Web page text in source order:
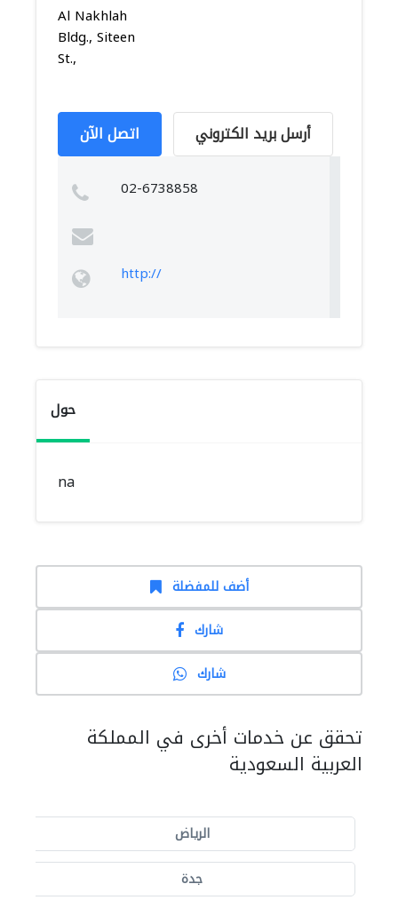
Al Nakhlah
Bldg., Siteen
St.,
اتصل الآن أرسل بريد الكتروني
02-6738858
http://
حول
na
أضف للمفضلة
شارك
شارك
تحقق عن خدمات أخرى في المملكة
العربية السعودية
الرياض
جدة